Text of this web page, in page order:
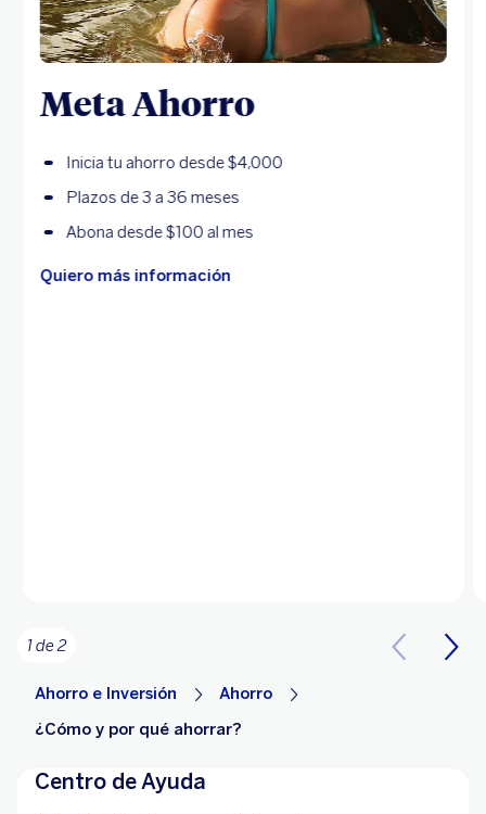
Meta Ahorro
Inicia tu ahorro desde $4,000
Plazos de 3 a 36 meses
Abona desde $100 al mes
Quiero más información
1 de 2
Ahorro e Inversión
Ahorro
¿Cómo y por qué ahorrar?
Centro de Ayuda